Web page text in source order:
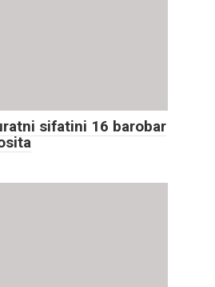
sifatini 16 barobar